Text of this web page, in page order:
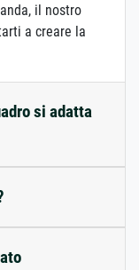
il nostro
a creare la
si adatta